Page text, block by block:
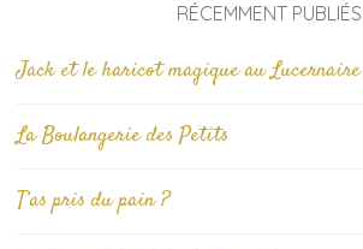
RÉCEMMENT PUBLIÉS
Jack et le haricot magique au Lucernaire
La Boulangerie des Petits
T’as pris du pain ?